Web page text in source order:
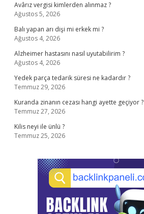
Avârız vergisi kimlerden alınmaz ?
Ağustos 5, 2026
Balı yapan arı dişi mi erkek mi ?
Ağustos 4, 2026
Alzheimer hastasını nasıl uyutabilirim ?
Ağustos 4, 2026
Yedek parça tedarik süresi ne kadardır ?
Temmuz 29, 2026
Kuranda zinanın cezası hangi ayette geçiyor ?
Temmuz 27, 2026
Kilis neyi ile ünlü ?
Temmuz 25, 2026